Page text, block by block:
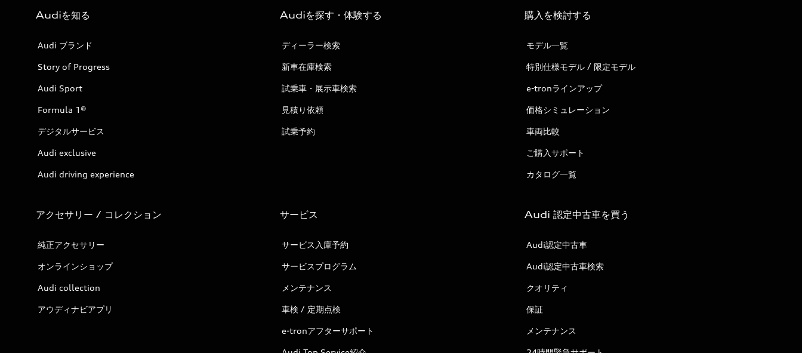
Audiを知る
Audi ブランド
Story of Progress
Audi Sport
Formula 1®
デジタルサービス
Audi exclusive
Audi driving experience
Audiを探す・体験する
ディーラー検索
新車在庫検索
試乗車・展示車検索
見積り依頼
試乗予約
購入を検討する
モデル一覧
特別仕様モデル / 限定モデル
e-tronラインアップ
価格シミュレーション
車両比較
ご購入サポート
カタログ一覧
アクセサリー / コレクション
純正アクセサリー
オンラインショップ
Audi collection
アウディナビアプリ
サービス
サービス入庫予約
サービスプログラム
メンテナンス
車検 / 定期点検
e-tronアフターサポート
Audi 認定中古車を買う
Audi認定中古車
Audi認定中古車検索
クオリティ
保証
メンテナンス